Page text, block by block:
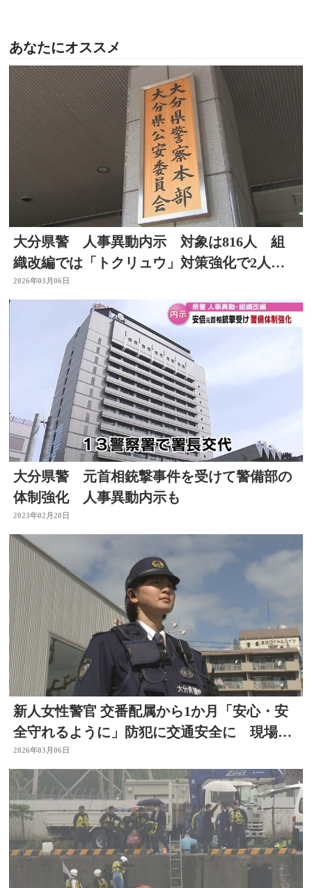
あなたにオススメ
大分県警 人事異動内示 対象は816人 組
織改編では「トクリュウ」対策強化で2人目
の参事官ポスト
2026年03月06日
大分県警 元首相銃撃事件を受けて警備部の
体制強化 人事異動内示も
2023年02月20日
新人女性警官 交番配属から1か月「安心・安
全守れるように」防犯に交通安全に 現場で
奮闘 大分
2026年03月06日